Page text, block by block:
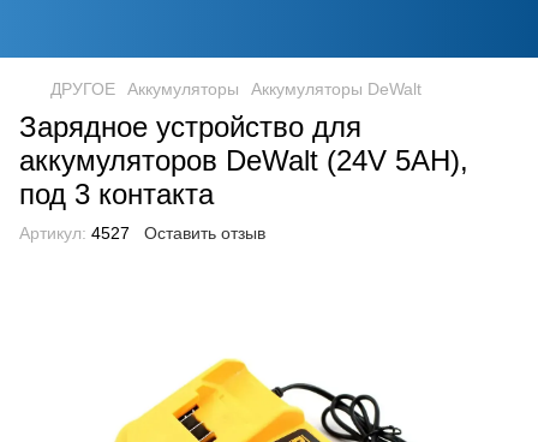
ДРУГОЕ Аккумуляторы Аккумуляторы DeWalt
Зарядное устройство для
аккумуляторов DeWalt (24V 5AH),
под 3 контакта
Артикул: 4527 Оставить отзыв